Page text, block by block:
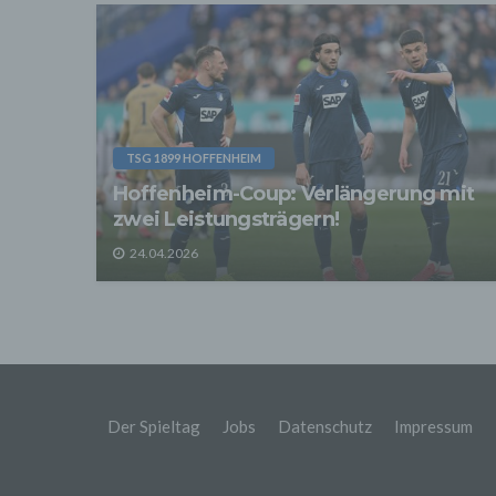
TSG 1899 HOFFENHEIM
Hoffenheim-Coup: Verlängerung mit
zwei Leistungsträgern!
24.04.2026
Der Spieltag Jobs Datenschutz Impressum
3.
Die
-